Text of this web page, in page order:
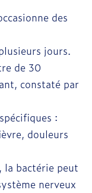
des
jours.
de 30
constaté par
:
douleurs
la bactérie peut
nerveux